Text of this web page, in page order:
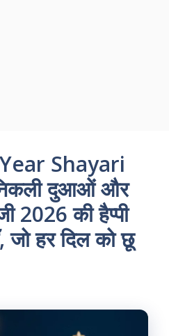
Shayari
दुआओं और
2026 की हैप्पी
जो हर दिल को छू